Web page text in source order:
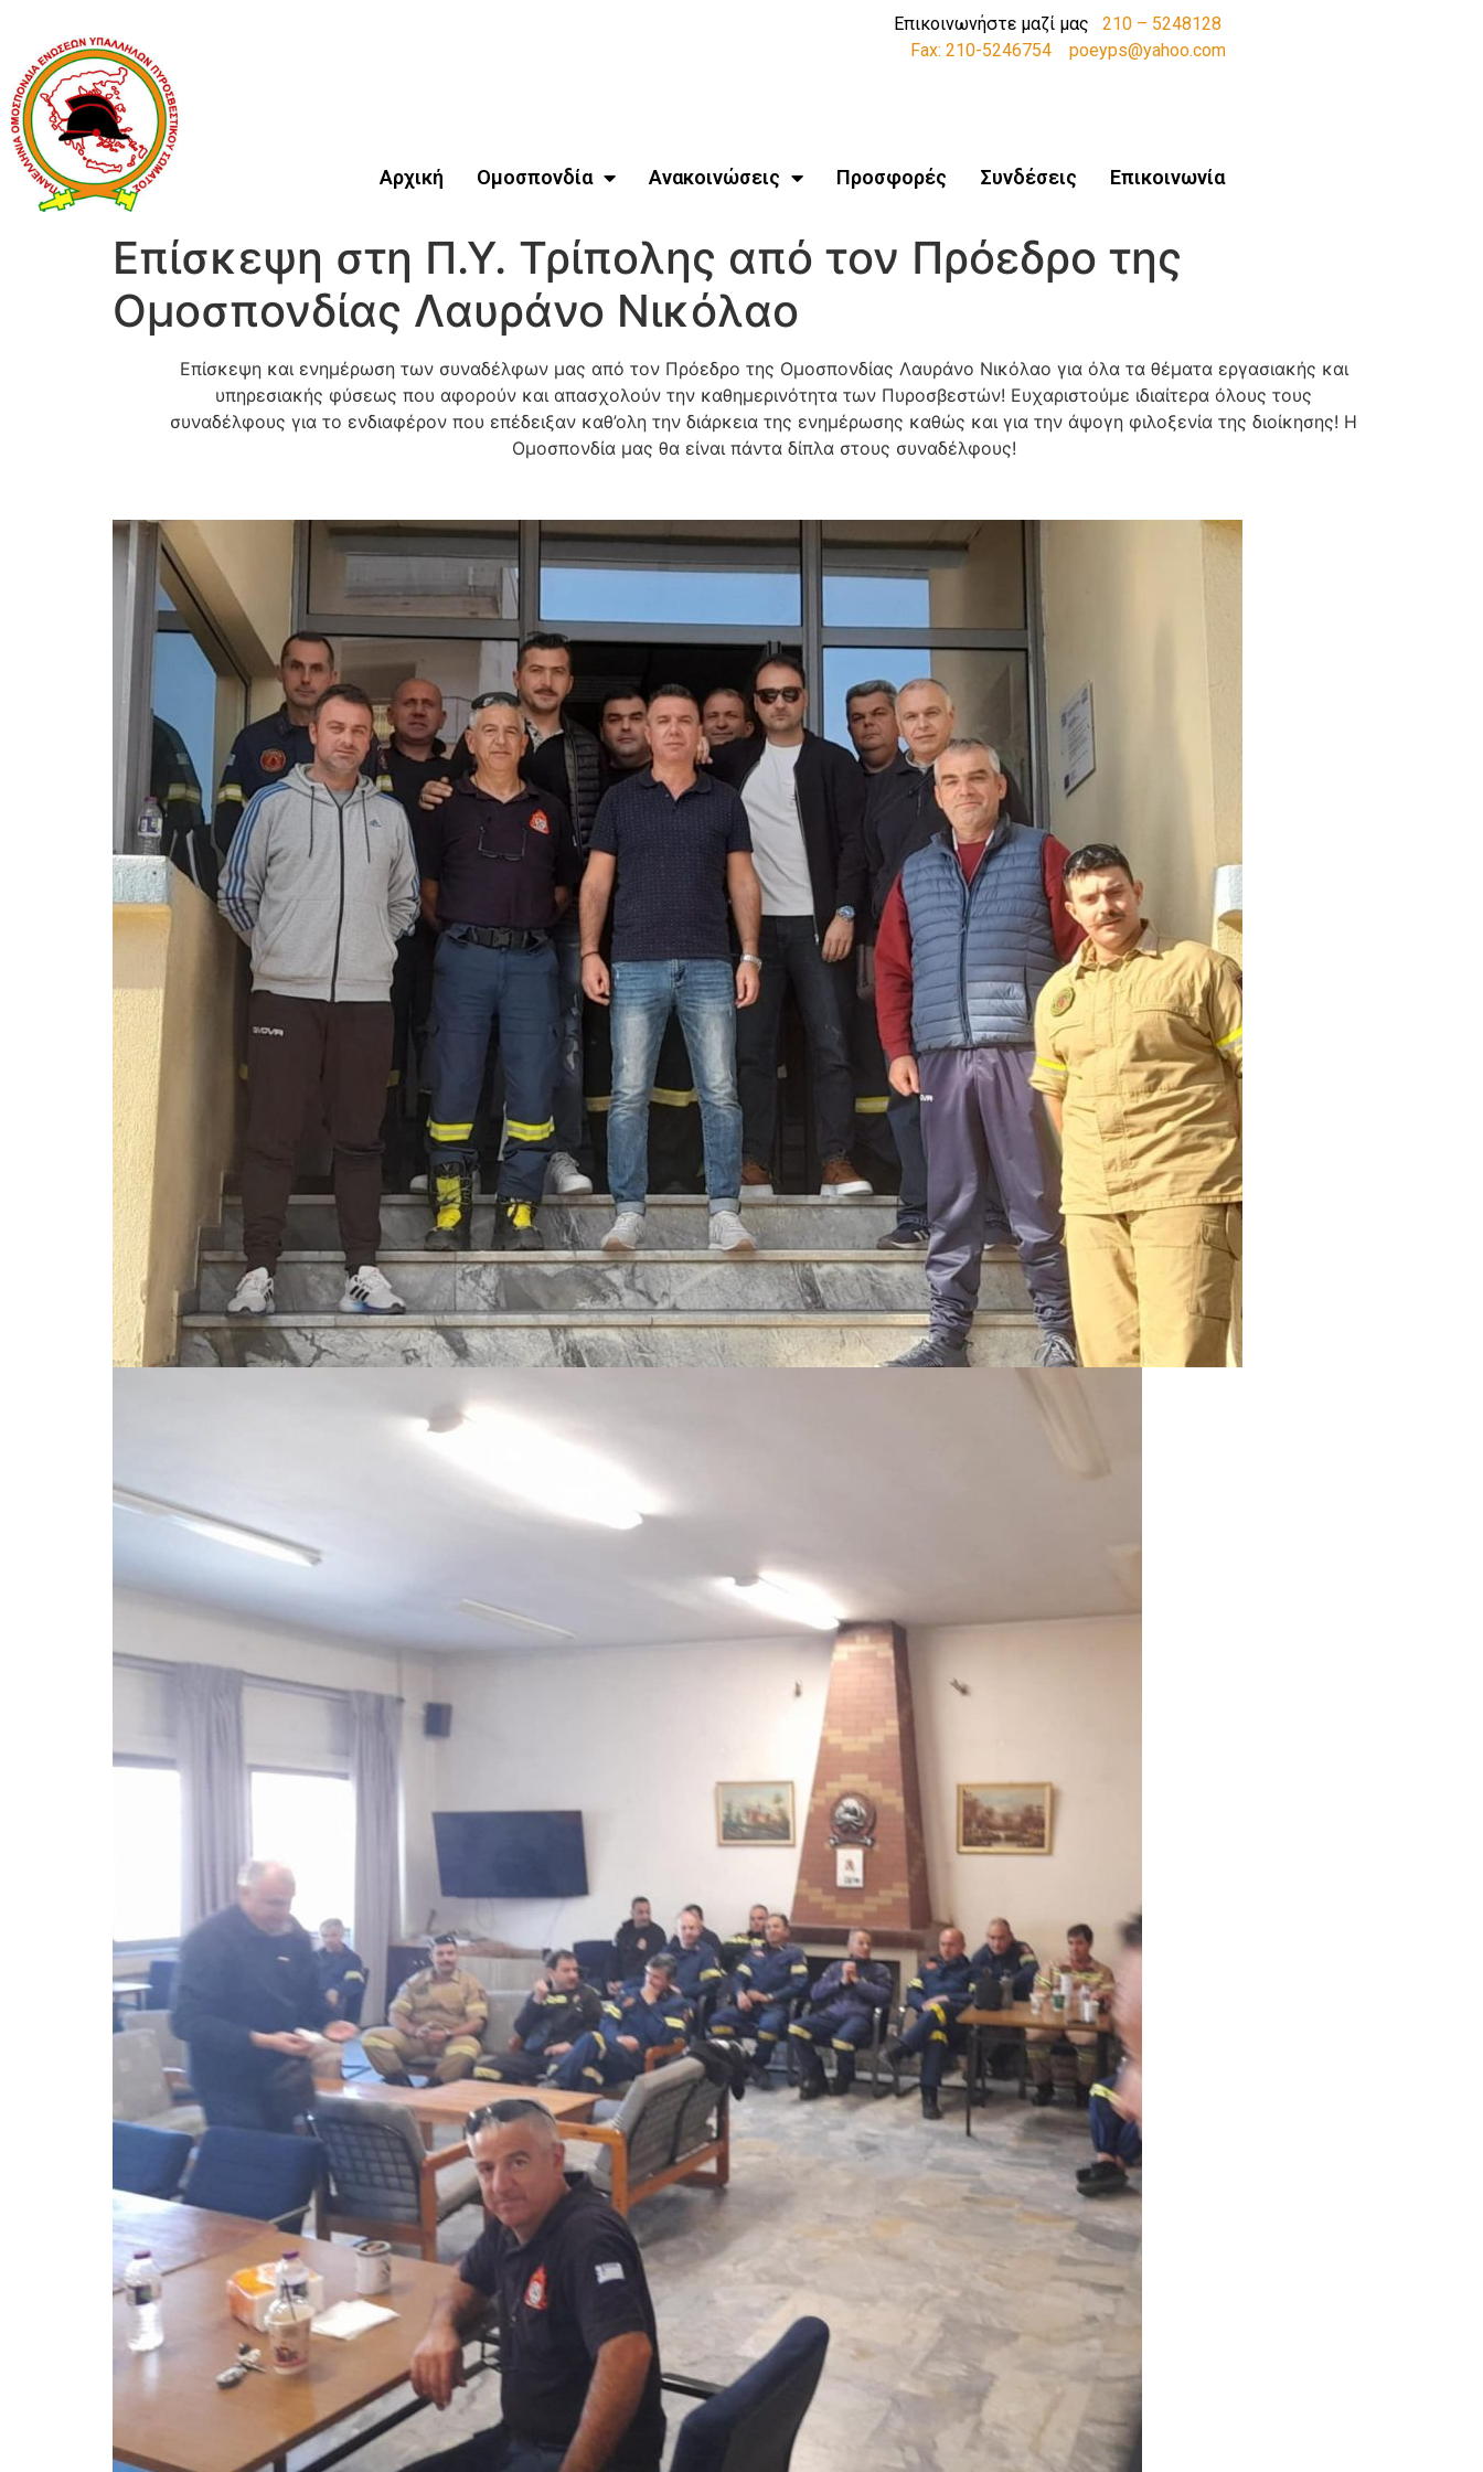
Επικοινωνήστε μαζί μας 210 – 5248128
Fax: 210-5246754
poeyps@yahoo.com
Αρχική Ομοσπονδία Ανακοινώσεις Προσφορές Συνδέσεις Επικοινωνία
Επίσκεψη στη Π.Υ. Τρίπολης από τον Πρόεδρο της
Ομοσπονδίας Λαυράνο Νικόλαο
Επίσκεψη και ενημέρωση των συναδέλφων μας από τον Πρόεδρο της Ομοσπονδίας Λαυράνο Νικόλαο για όλα τα θέματα εργασιακής και
υπηρεσιακής φύσεως που αφορούν και απασχολούν την καθημερινότητα των Πυροσβεστών! Ευχαριστούμε ιδιαίτερα όλους τους
συναδέλφους για το ενδιαφέρον που επέδειξαν καθ’ολη την διάρκεια της ενημέρωσης καθώς και για την άψογη φιλοξενία της διοίκησης! Η
Ομοσπονδία μας θα είναι πάντα δίπλα στους συναδέλφους!